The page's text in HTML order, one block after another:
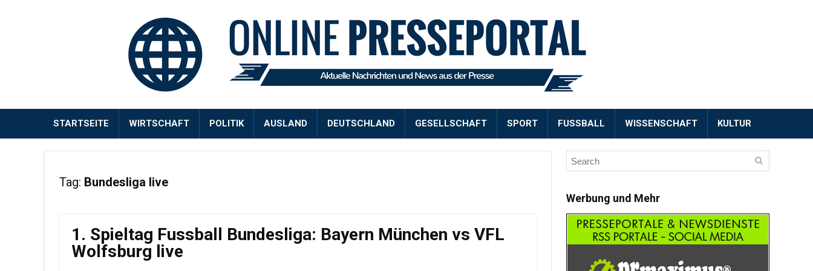
STARTSEITE WIRTSCHAFT POLITIK AUSLAND DEUTSCHLAND GESELLSCHAFT SPORT FUSSBALL WISSENSCHAFT KULTUR
Tag: Bundesliga live
1. Spieltag Fussball Bundesliga: Bayern München vs VFL
Wolfsburg live
Werbung und Mehr